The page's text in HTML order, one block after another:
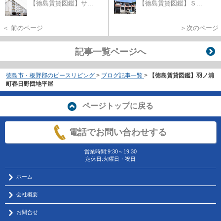
【徳島賃貸図鑑】サ...
＜ 前のページ
【徳島賃貸図鑑】Ｓ...
＞次のページ
記事一覧ページへ
徳島市・板野郡のピースリビング > ブログ記事一覧 >
【徳島賃貸図鑑】羽ノ浦
町春日野団地平屋
ページトップに戻る
電話でお問い合わせする
営業時間:9:30～19:30
定休日:火曜日・祝日
ホーム
会社概要
お問合せ